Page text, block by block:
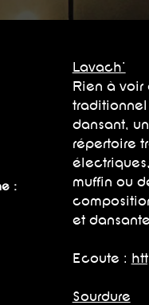
:
Lavach'
Rien à voir
dansant,
répertoire
muffin ou
et
Ecoute :
Sourdure